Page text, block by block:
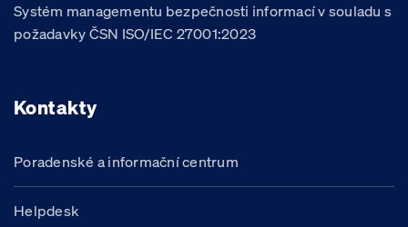
Systém managementu bezpečnosti informací v souladu s
požadavky ČSN ISO/IEC 27001:2023
Kontakty
Poradenské a informační centrum
Helpdesk